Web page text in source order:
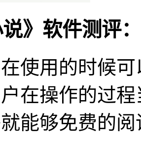
》软件测评：
使用的时候
在操作的过
能够免费的阅